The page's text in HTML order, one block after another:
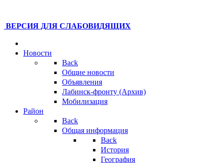
ВЕРСИЯ ДЛЯ СЛАБОВИДЯЩИХ
Новости
Back
Общие новости
Объявления
Лабинск-фронту (Архив)
Мобилизация
Район
Back
Общая информация
Back
История
География